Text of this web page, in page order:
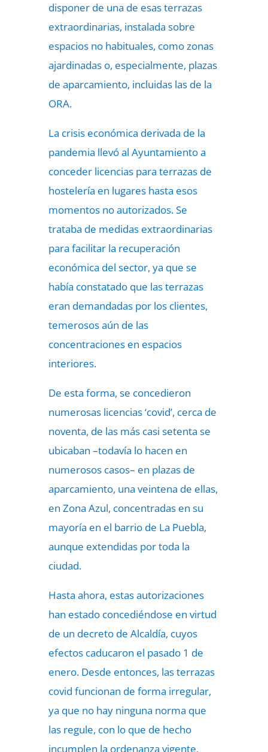
disponer de una de esas terrazas
extraordinarias, instalada sobre
espacios no habituales, como zonas
ajardinadas o, especialmente, plazas
de aparcamiento, incluidas las de la
ORA.
La crisis económica derivada de la
pandemia llevó al Ayuntamiento a
conceder licencias para terrazas de
hostelería en lugares hasta esos
momentos no autorizados. Se
trataba de medidas extraordinarias
para facilitar la recuperación
económica del sector, ya que se
había constatado que las terrazas
eran demandadas por los clientes,
temerosos aún de las
concentraciones en espacios
interiores.
De esta forma, se concedieron
numerosas licencias ‘covid’, cerca de
noventa, de las más casi setenta se
ubicaban –todavía lo hacen en
numerosos casos– en plazas de
aparcamiento, una veintena de ellas,
en Zona Azul, concentradas en su
mayoría en el barrio de La Puebla,
aunque extendidas por toda la
ciudad.
Hasta ahora, estas autorizaciones
han estado concediéndose en virtud
de un decreto de Alcaldía, cuyos
efectos caducaron el pasado 1 de
enero. Desde entonces, las terrazas
covid funcionan de forma irregular,
ya que no hay ninguna norma que
las regule, con lo que de hecho
incumplen la ordenanza vigente,